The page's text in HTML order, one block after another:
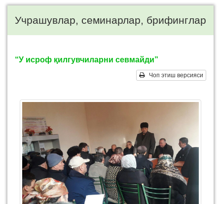
Учрашувлар, семинарлар, брифинглар
“У исроф қилгувчиларни севмайди”
Чоп этиш версияси